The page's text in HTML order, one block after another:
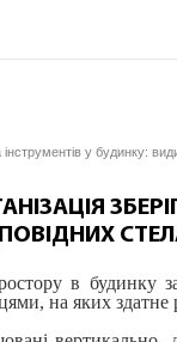
у будинку:
в будинку
на яких здатне